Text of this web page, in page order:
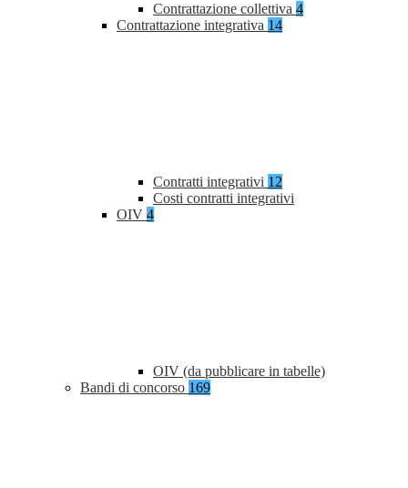
Contrattazione collettiva 4
Contrattazione integrativa 14
Contratti integrativi 12
Costi contratti integrativi
OIV 4
OIV (da pubblicare in tabelle)
Bandi di concorso 169